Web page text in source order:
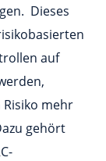
Dieses
auf
mehr
gehört